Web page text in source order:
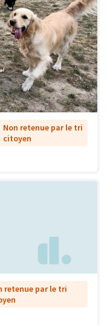
Non retenue par le tri
citoyen
retenue par le tri